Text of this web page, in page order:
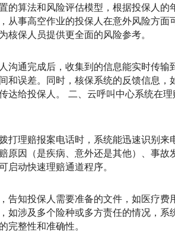
的算法和风险评估模型，根据投保人的
从事高空作业的投保人在意外风险方面
保人员提供更全面的风险参考。
沟通完成后，收集到的信息能实时传输
和误差。同时，核保系统的反馈信息，
达给投保人。 二、云呼叫中心系统在理
打理赔报案电话时，系统能迅速识别来
原因（是疾病、意外还是其他）、事故
动快速理赔通道程序。
告知投保人需要准备的文件，如医疗费
如涉及多个险种或多方责任的情况，系
整性和准确性。